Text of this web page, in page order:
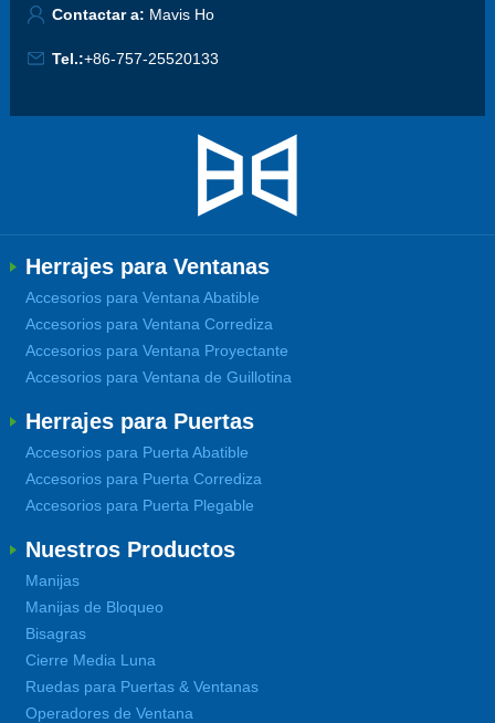
Contactar a: Mavis Ho
Tel.:+86-757-25520133
Herrajes para Ventanas
Accesorios para Ventana Abatible
Accesorios para Ventana Corrediza
Accesorios para Ventana Proyectante
Accesorios para Ventana de Guillotina
Herrajes para Puertas
Accesorios para Puerta Abatible
Accesorios para Puerta Corrediza
Accesorios para Puerta Plegable
Nuestros Productos
Manijas
Manijas de Bloqueo
Bisagras
Cierre Media Luna
Ruedas para Puertas & Ventanas
Operadores de Ventana